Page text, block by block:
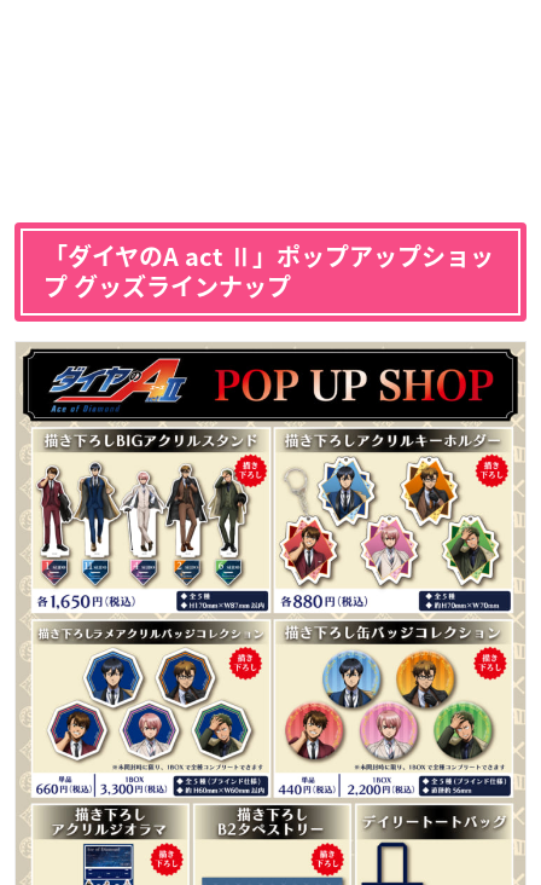
「ダイヤのA act Ⅱ」ポップアップショッ
プ グッズラインナップ